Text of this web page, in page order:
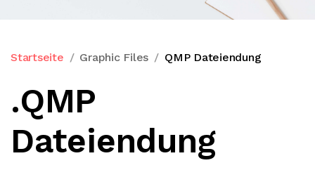
Startseite Graphic Files QMP Dateiendung
.QMP
Dateiendung